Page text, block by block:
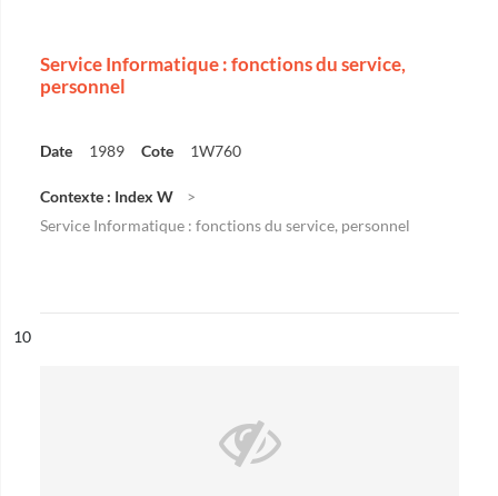
Service Informatique : fonctions du service,
personnel
Date 1989 Cote 1W760
Contexte : Index W
Service Informatique : fonctions du service, personnel
n°
10